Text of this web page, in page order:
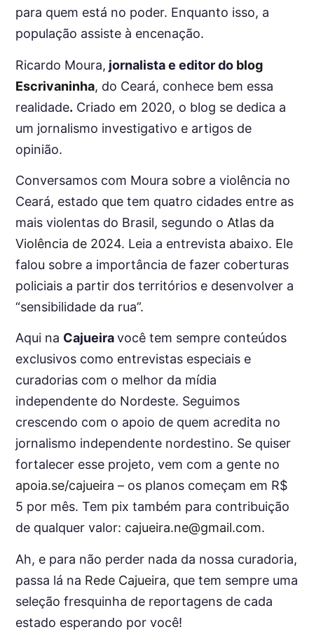
para quem está no poder. Enquanto isso, a
população assiste à encenação.
Ricardo Moura, jornalista e editor do blog
Escrivaninha, do Ceará, conhece bem essa
realidade. Criado em 2020, o blog se dedica a
um jornalismo investigativo e artigos de
opinião.
Conversamos com Moura sobre a violência no
Ceará, estado que tem quatro cidades entre as
mais violentas do Brasil, segundo o Atlas da
Violência de 2024. Leia a entrevista abaixo. Ele
falou sobre a importância de fazer coberturas
policiais a partir dos territórios e desenvolver a
“sensibilidade da rua”.
Aqui na Cajueiravocê tem sempre conteúdos
exclusivos como entrevistas especiais e
curadorias com o melhor da mídia
independente do Nordeste. Seguimos
crescendo com o apoio de quem acredita no
jornalismo independente nordestino. Se quiser
fortalecer esse projeto, vem com a gente no
apoia.se/cajueira – os planos começam em R$
5 por mês. Tem pix também para contribuição
de qualquer valor: cajueira.ne@gmail.com.
Ah, e para não perder nada da nossa curadoria,
passa lá na Rede Cajueira, que tem sempre uma
seleção fresquinha de reportagens de cada
estado esperando por você!